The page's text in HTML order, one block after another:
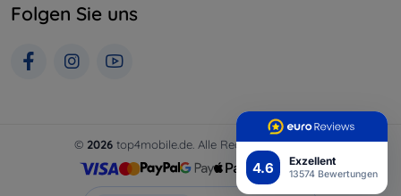
4.6 Exzellent
13574 Bewertungen
Folgen Sie uns
© 2026 top4mobile.de. Alle Rechte vorbehalten.